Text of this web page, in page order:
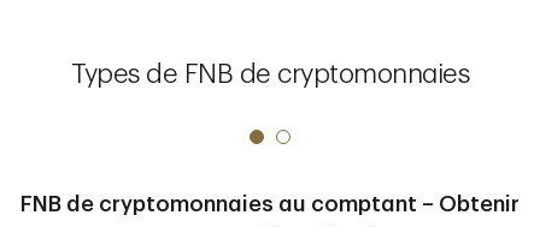
Types de FNB de cryptomonnaies
FNB de cryptomonnaies au comptant – Obtenir